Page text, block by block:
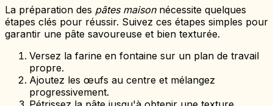
La préparation des pâtes maisonnécessite quelques
étapes clés pour réussir. Suivez ces étapes simples pour
garantir une pâte savoureuse et bien texturée.
Versez la farine en fontaine sur un plan de travail
propre.
Ajoutez les œufs au centre et mélangez
progressivement.